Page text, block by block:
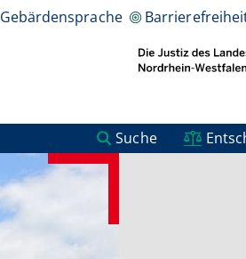
Gebärdensprache
Suche